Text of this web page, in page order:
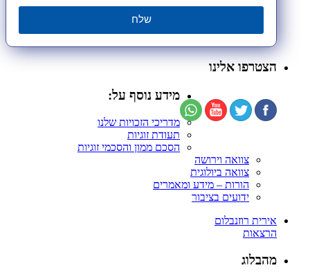
שלח
הצטרפו אלינו
מידע נוסף על:
מדריכי הזכויות שלנו
תעודת זוגיות
הסכם ממון והסכמי זוגיות
צוואה וירושה
צוואה ביולוגית
הורות – מידע ומאמרים
ידועים בציבור
אירית רוזנבלום
הרצאות
מהבלוג